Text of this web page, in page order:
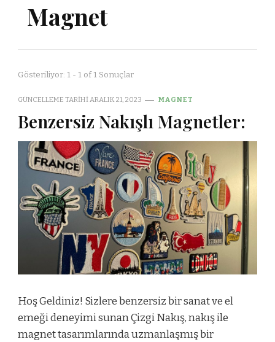
Magnet
Gösteriliyor: 1 - 1 of 1 Sonuçlar
GÜNCELLEME TARIHIARALIK 21, 2023 MAGNET
Benzersiz Nakışlı Magnetler:
Hoş Geldiniz! Sizlere benzersiz bir sanat ve el
emeği deneyimi sunan Çizgi Nakış, nakış ile
magnet tasarımlarında uzmanlaşmış bir